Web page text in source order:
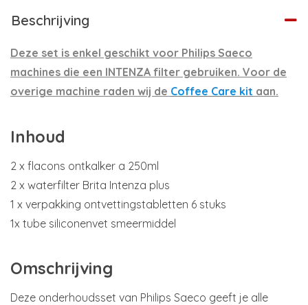
Beschrijving
Deze set is enkel geschikt voor Philips Saeco
machines die een INTENZA filter gebruiken. Voor de
overige machine raden wij de Coffee Care kit aan.
Inhoud
2 x flacons ontkalker a 250ml
2 x waterfilter Brita Intenza plus
1 x verpakking ontvettingstabletten 6 stuks
1x tube siliconenvet smeermiddel
Omschrijving
Deze onderhoudsset van Philips Saeco geeft je alle